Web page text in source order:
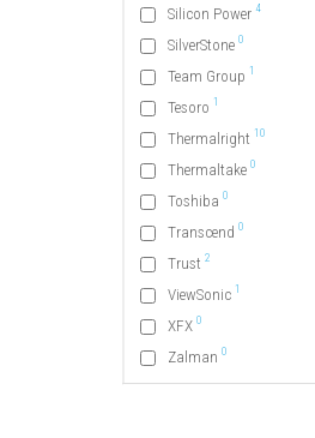
Silicon Power 4
SilverStone 0
Team Group 1
Tesoro 1
Thermalright 10
Thermaltake 0
Toshiba 0
Transcend 0
Trust 2
ViewSonic 1
XFX 0
Zalman 0